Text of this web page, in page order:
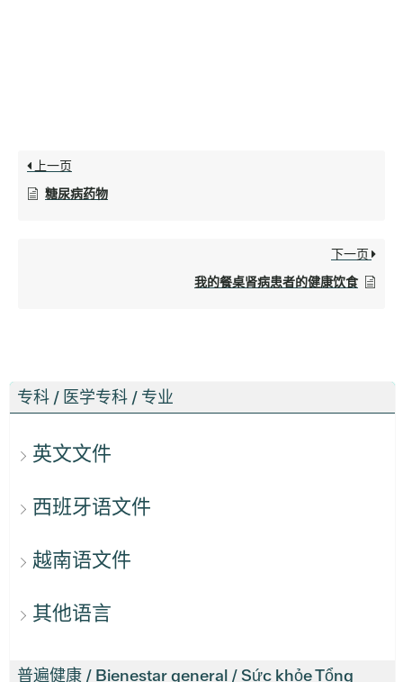
专科 / 医学专科 / 专业
英文文件
西班牙语文件
越南语文件
其他语言
普遍健康 / Bienestar general / Sức khỏe Tổng
上一页
糖尿病药物
下一页
我的餐桌肾病患者的健康饮食